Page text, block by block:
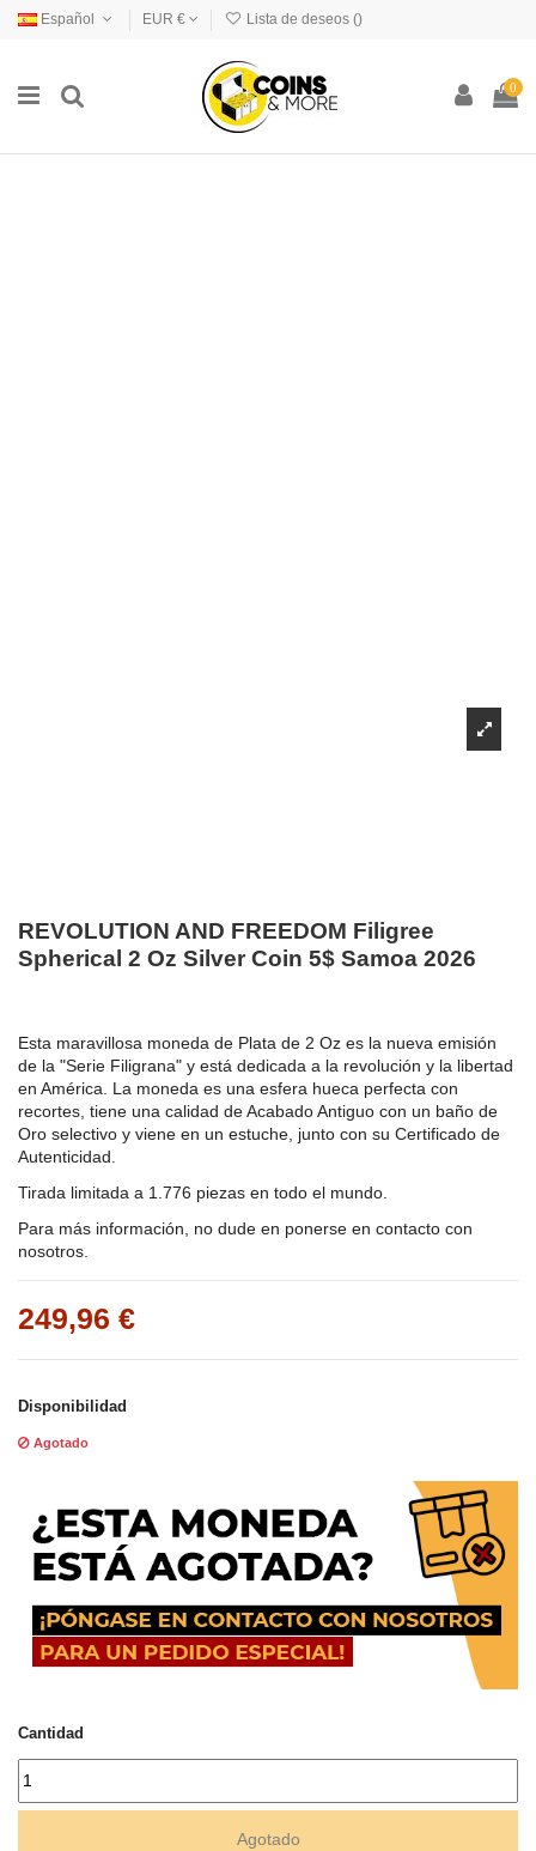
Español EUR € Lista de deseos ()
0
REVOLUTION AND FREEDOM Filigree
Spherical 2 Oz Silver Coin 5$ Samoa 2026
Esta maravillosa moneda de Plata de 2 Oz es la nueva emisión
de la "Serie Filigrana" y está dedicada a la revolución y la libertad
en América. La moneda es una esfera hueca perfecta con
recortes, tiene una calidad de Acabado Antiguo con un baño de
Oro selectivo y viene en un estuche, junto con su Certificado de
Autenticidad.
Tirada limitada a 1.776 piezas en todo el mundo.
Para más información, no dude en ponerse en contacto con
nosotros.
249,96 €
Disponibilidad
Agotado
Cantidad
Agotado